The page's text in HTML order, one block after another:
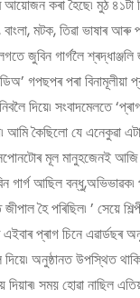
কৰা হৈছে৷ মুঠ ৪১টা
মটক, তিৱা ভাষাৰ
জুবিন গাৰ্গলৈ
গপছপৰ পৰা
দিয়ে৷ সংবাদমেলতে
কৈছিলো যে এনেকুৱা এটা
সপোনটোৰ মূল মানুহজেনই
গাৰ্গ আছিল
জীপাল হৈ পৰিছিল৷ ’
প্ৰাগ চিনে এৱাৰ্ডছৰ
অনুষ্ঠানত উপস্থিত
দিয়াৰ৷ সময় হোৱা নাছিল